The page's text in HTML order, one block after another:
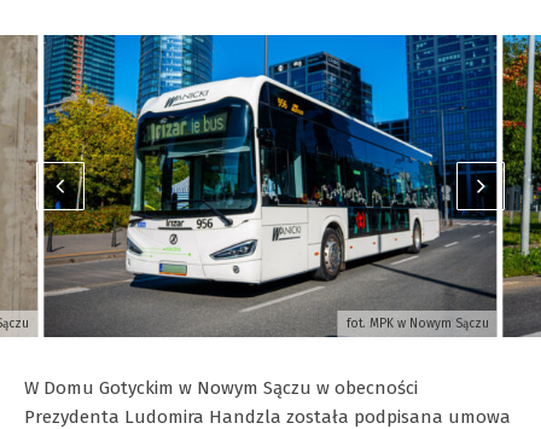
fot. MPK w Nowym Sączu
W Domu Gotyckim w Nowym Sączu w obecności
Prezydenta Ludomira Handzla została podpisana umowa